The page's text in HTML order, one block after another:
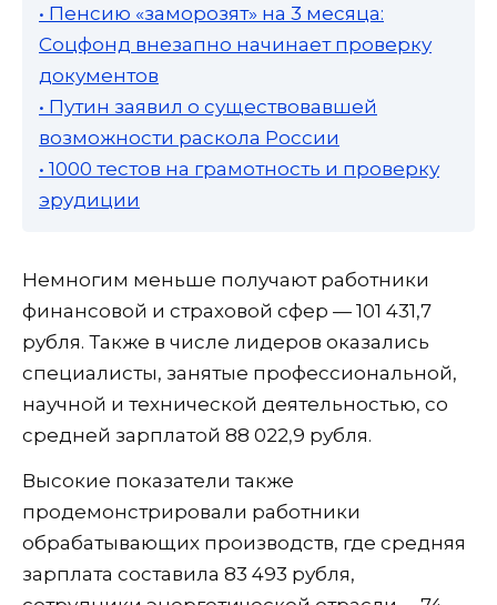
• Пенсию «заморозят» на 3 месяца:
Соцфонд внезапно начинает проверку
документов
• Путин заявил о существовавшей
возможности раскола России
• 1000 тестов на грамотность и проверку
эрудиции
Немногим меньше получают работники
финансовой и страховой сфер — 101 431,7
рубля. Также в числе лидеров оказались
специалисты, занятые профессиональной,
научной и технической деятельностью, со
средней зарплатой 88 022,9 рубля.
Высокие показатели также
продемонстрировали работники
обрабатывающих производств, где средняя
зарплата составила 83 493 рубля,